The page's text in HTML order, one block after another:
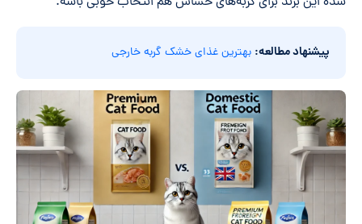
پیشنهاد مطالعه: بهترین غذای خشک گربه خارجی